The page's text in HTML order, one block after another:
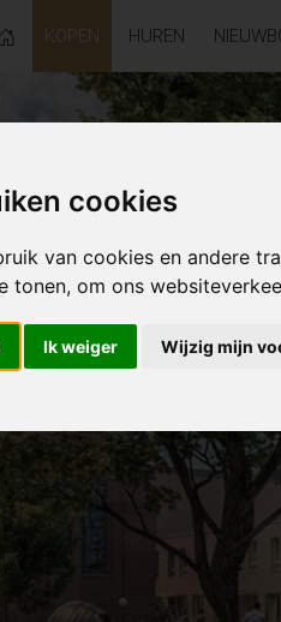
cookies
van cookies en andere
tonen, om ons
Ik weiger Wijzig mijn
KOPEN HUREN